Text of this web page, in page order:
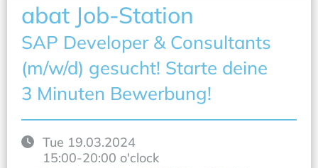
abat Job-Station
SAP Developer & Consultants
(m/w/d) gesucht! Starte deine
3 Minuten Bewerbung!
Tue 19.03.2024
15:00-20:00 o'clock